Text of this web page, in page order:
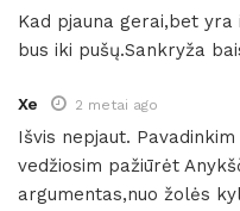
Kad pjauna gerai,bet
bus iki pušų.Sankryža
Xe 2 metai ago
Išvis nepjaut.
vedžiosim pažiūrėt
argumentas,nuo žolės